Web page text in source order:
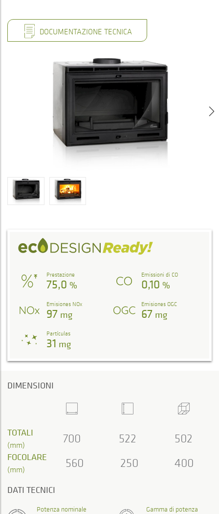
DOCUMENTAZIONE TECNICA
Prestazione
75,0 %
Emissioni di CO
0,10 %
Emisiones NOx
97 mg
Emisiones OGC
67 mg
Partículas
31 mg
DIMENSIONI
TOTALI
(mm) 700 522 502
FOCOLARE
(mm) 560 250 400
DATI TECNICI
Gamma di potenza
Potenza nominale